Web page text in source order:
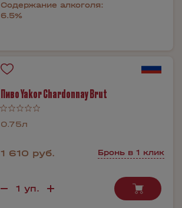
Содержание алкоголя:
6.5%
Пиво Yakor Chardonnay Brut
0.75л
1 610 руб. Бронь в 1 клик